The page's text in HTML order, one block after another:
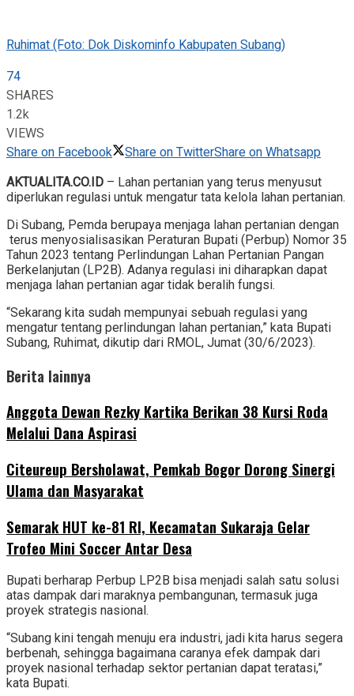
Ruhimat (Foto: Dok Diskominfo Kabupaten Subang)
74
SHARES
1.2k
VIEWS
Share on Facebook
Share on TwitterShare on Whatsapp
AKTUALITA.CO.ID – Lahan pertanian yang terus menyusut
diperlukan regulasi untuk mengatur tata kelola lahan pertanian.
Di Subang, Pemda berupaya menjaga lahan pertanian dengan
terus menyosialisasikan Peraturan Bupati (Perbup) Nomor 35
Tahun 2023 tentang Perlindungan Lahan Pertanian Pangan
Berkelanjutan (LP2B). Adanya regulasi ini diharapkan dapat
menjaga lahan pertanian agar tidak beralih fungsi.
“Sekarang kita sudah mempunyai sebuah regulasi yang
mengatur tentang perlindungan lahan pertanian,” kata Bupati
Subang, Ruhimat, dikutip dari RMOL, Jumat (30/6/2023).
Berita lainnya
Anggota Dewan Rezky Kartika Berikan 38 Kursi Roda
Melalui Dana Aspirasi
Citeureup Bersholawat, Pemkab Bogor Dorong Sinergi
Ulama dan Masyarakat
Semarak HUT ke-81 RI, Kecamatan Sukaraja Gelar
Trofeo Mini Soccer Antar Desa
Bupati berharap Perbup LP2B bisa menjadi salah satu solusi
atas dampak dari maraknya pembangunan, termasuk juga
proyek strategis nasional.
“Subang kini tengah menuju era industri, jadi kita harus segera
berbenah, sehingga bagaimana caranya efek dampak dari
proyek nasional terhadap sektor pertanian dapat teratasi,”
kata Bupati.